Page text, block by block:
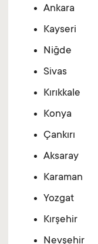
Ankara
Kayseri
Niğde
Sivas
Kırıkkale
Konya
Çankırı
Aksaray
Karaman
Yozgat
Kırşehir
Nevşehir